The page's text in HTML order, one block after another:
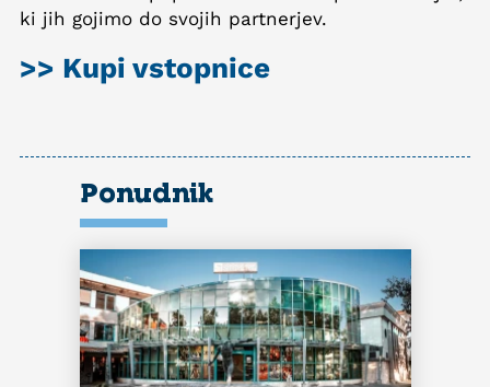
ki jih gojimo do svojih partnerjev.
>> Kupi vstopnice
Ponudnik